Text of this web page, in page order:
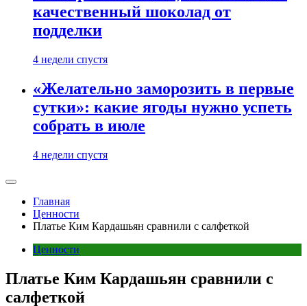
качественный шоколад от
подделки
4 недели спустя
«Желательно заморозить в первые
сутки»: какие ягоды нужно успеть
собрать в июле
4 недели спустя
Главная
Ценности
Платье Ким Кардашьян сравнили с салфеткой
Ценности
Платье Ким Кардашьян сравнили с
салфеткой